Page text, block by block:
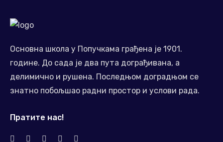
Основна школа у Попучкама грађена је 1901.
године. До сада је два пута дограђивана, а
делимично и рушена. Последњом доградњом се
знатно побољшао радни простор и услови рада.
Пратите нас!